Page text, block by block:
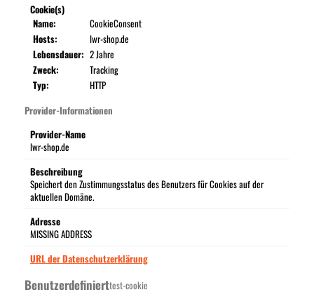
Cookie(s)
Name:
CookieConsent
Hosts:
lwr-shop.de
Lebensdauer: 2 Jahre
Zweck:
Tracking
Typ:
HTTP
Provider-Informationen
Provider-Name
lwr-shop.de
Beschreibung
Speichert den Zustimmungsstatus des Benutzers für Cookies auf der
aktuellen Domäne.
Adresse
MISSING ADDRESS
URL der Datenschutzerklärung
Benutzerdefinierttest-cookie